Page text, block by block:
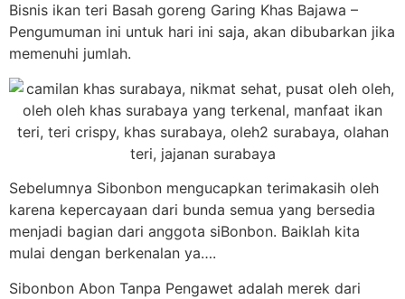
Bisnis ikan teri Basah goreng Garing Khas Bajawa –
Pengumuman ini untuk hari ini saja, akan dibubarkan jika
memenuhi jumlah.
Sebelumnya Sibonbon mengucapkan terimakasih oleh
karena kepercayaan dari bunda semua yang bersedia
menjadi bagian dari anggota siBonbon. Baiklah kita
mulai dengan berkenalan ya….
Sibonbon Abon Tanpa Pengawet adalah merek dari